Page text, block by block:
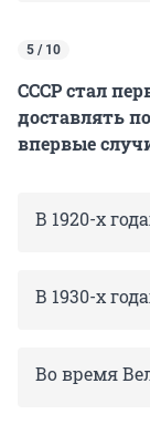
5 / 10
СССР стал
доставлять
впервые
В 1920-х
В 1930-х
Во время